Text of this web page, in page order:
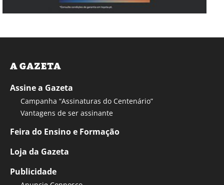
A GAZETA
Assine a Gazeta
Campanha “Assinaturas do Centenário”
Vantagens de ser assinante
Feira do Ensino e Formação
Loja da Gazeta
Publicidade